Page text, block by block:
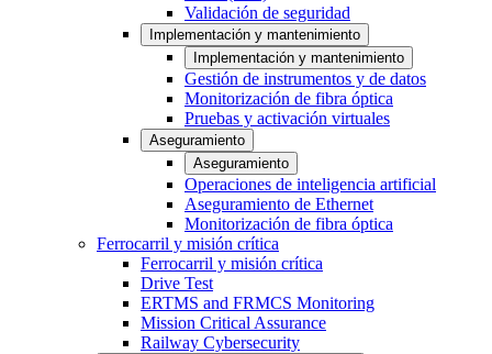
Validación de seguridad
Implementación y mantenimiento
Implementación y mantenimiento
Gestión de instrumentos y de datos
Monitorización de fibra óptica
Pruebas y activación virtuales
Aseguramiento
Aseguramiento
Operaciones de inteligencia artificial
Aseguramiento de Ethernet
Monitorización de fibra óptica
Ferrocarril y misión crítica
Ferrocarril y misión crítica
Drive Test
ERTMS and FRMCS Monitoring
Mission Critical Assurance
Railway Cybersecurity